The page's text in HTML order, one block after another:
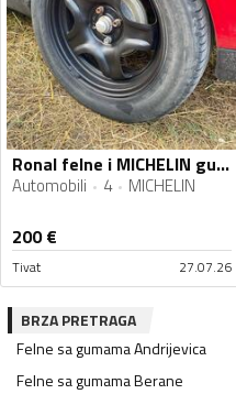
Ronal felne i MICHELIN gume
Automobili 4 MICHELIN
200€
Tivat 27.07.26
BRZA PRETRAGA
Felne sa gumamaAndrijevica
Felne sa gumamaBerane